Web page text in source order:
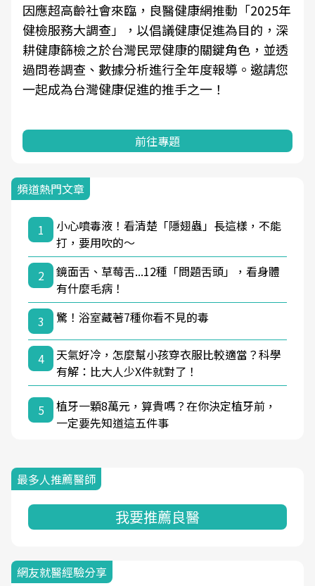
因應超高齡社會來臨，良醫健康網推動「2025年
健檢服務大調查」，以倡議健康促進為目的，深
耕健康篩檢之於台灣民眾健康的關鍵角色，並透
過問卷調查、數據分析進行全年度報導。邀請您
一起成為台灣健康促進的推手之一！
前往專題
頻道熱門文章
1
小心噴毒液！看清楚「隱翅蟲」長這樣，不能
打，要用吹的～
2
鏡面舌、草莓舌...12種「問題舌頭」，看身體
有什麼毛病！
3
驚！浴室藏著7種你看不見的毒
4
天氣好冷，怎麼幫小孩穿衣服比較適當？科學
有解：比大人少X件就對了！
5
植牙一顆8萬元，算貴嗎？在你決定植牙前，
一定要先知道這五件事
最多人推薦醫師
我要推薦良醫
網友就醫經驗分享